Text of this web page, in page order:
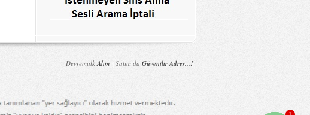
DevremülkAlım | Satım da Güvenilir Adres...!